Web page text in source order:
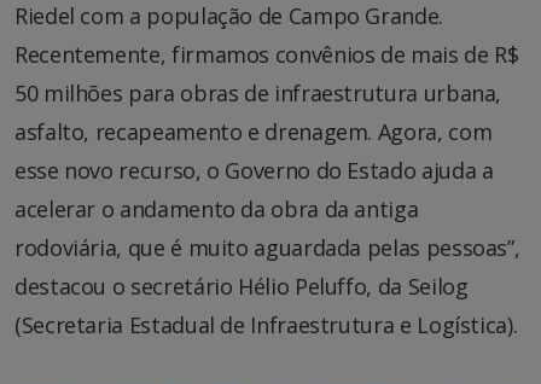
Riedel com a população de Campo Grande.
Recentemente, firmamos convênios de mais de R$
50 milhões para obras de infraestrutura urbana,
asfalto, recapeamento e drenagem. Agora, com
esse novo recurso, o Governo do Estado ajuda a
acelerar o andamento da obra da antiga
rodoviária, que é muito aguardada pelas pessoas”,
destacou o secretário Hélio Peluffo, da Seilog
(Secretaria Estadual de Infraestrutura e Logística).